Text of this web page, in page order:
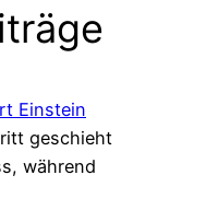
Einstein
geschieht
während